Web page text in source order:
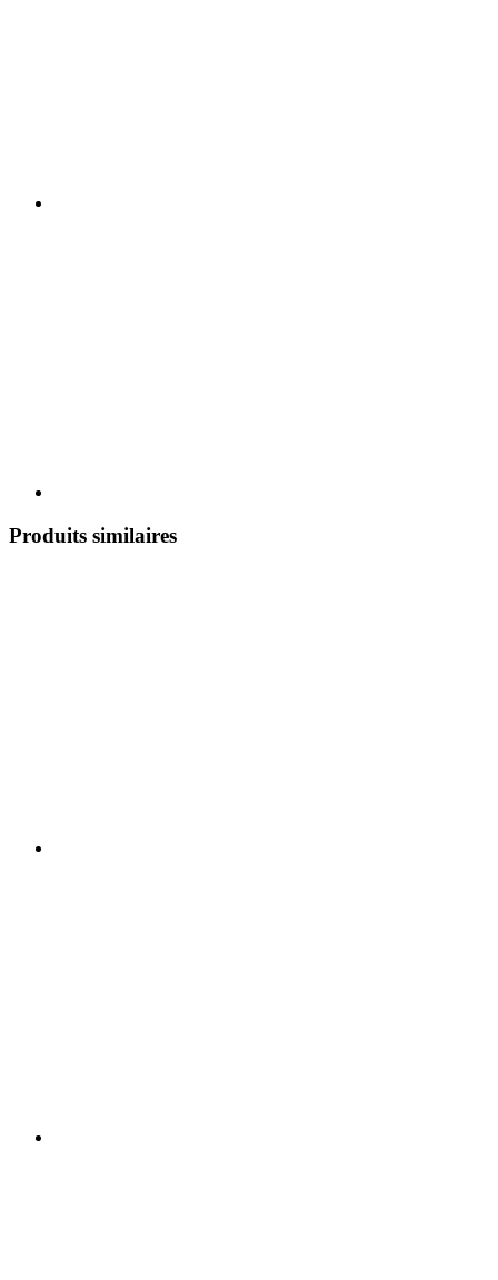
Produits similaires